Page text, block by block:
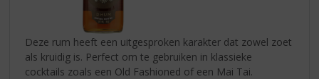
Deze rum heeft een uitgesproken karakter dat zowel zoet
als kruidig is. Perfect om te gebruiken in klassieke
cocktails zoals een Old Fashioned of een Mai Tai.